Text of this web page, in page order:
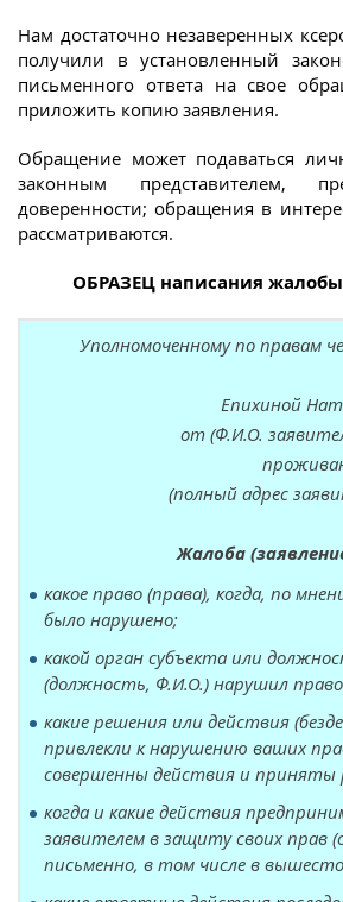
Нам достаточно незаверенных
получили в установленный
письменного ответа на свое
приложить копию заявления.
Обращение может подаваться
законным представителем,
доверенности; обращения в
рассматриваются.
ОБРАЗЕЦ написания
Уполномоченному по правам
Епихиной
от (Ф.И.О.
(полный адрес
Жалоба
какое право (права), когда, по
было нарушено;
какой орган субъекта или
(должность, Ф.И.О.) нарушил
какие решения или действия
привлекли к нарушению ваших
совершенны действия и приняты
когда и какие действия
заявителем в защиту своих прав
письменно, в том числе в